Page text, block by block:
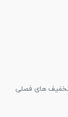
تخفیف های فصلی